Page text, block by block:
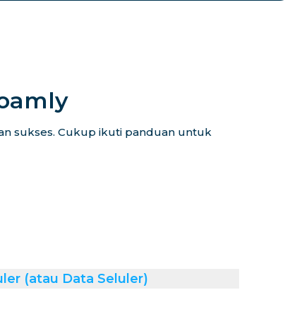
sukses. Cukup ikuti panduan untuk
(atau Data Seluler)